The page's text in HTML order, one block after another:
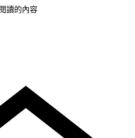
讀的內容